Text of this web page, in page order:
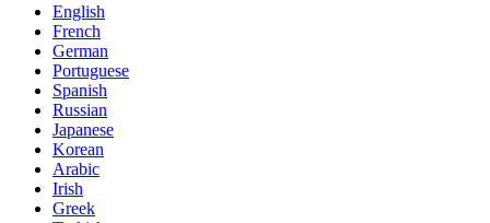
English
French
German
Portuguese
Spanish
Russian
Japanese
Korean
Arabic
Irish
Greek